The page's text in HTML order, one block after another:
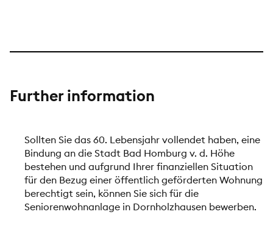
Further information
Sollten Sie das 60. Lebensjahr vollendet haben, eine
Bindung an die Stadt Bad Homburg v. d. Höhe
bestehen und aufgrund Ihrer finanziellen Situation
für den Bezug einer öffentlich geförderten Wohnung
berechtigt sein, können Sie sich für die
Seniorenwohnanlage in Dornholzhausen bewerben.